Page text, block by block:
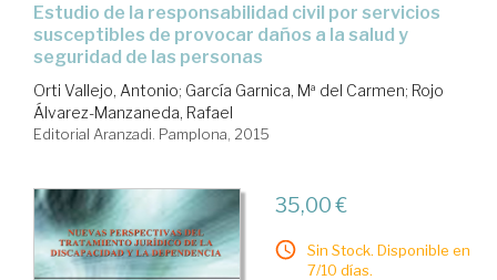
estudio de la responsabilidad civil por servicios
susceptibles de provocar daños a la salud y
seguridad de las personas
Orti Vallejo, Antonio; García Garnica, Mª del Carmen; Rojo
Álvarez-Manzaneda, Rafael
Editorial Aranzadi. Pamplona, 2015
35,00 €
Sin Stock. Disponible en
7/10 días.